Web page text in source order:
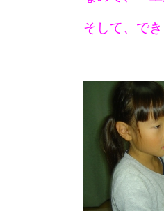
そして、で